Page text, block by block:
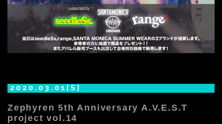
2020.03.01[S]
Zephyren 5th Anniversary A.V.E.S.T
project vol.14